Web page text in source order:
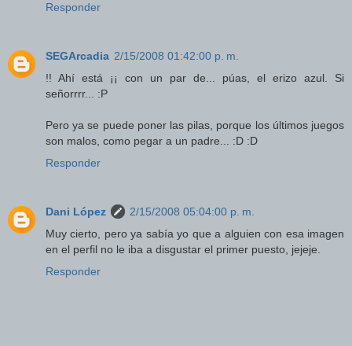
Responder
SEGArcadia 2/15/2008 01:42:00 p. m.
!! Ahí está ¡¡ con un par de... púas, el erizo azul. Si
señorrrr... :P
Pero ya se puede poner las pilas, porque los últimos juegos
son malos, como pegar a un padre... :D :D
Responder
Dani López
2/15/2008 05:04:00 p. m.
Muy cierto, pero ya sabía yo que a alguien con esa imagen
en el perfil no le iba a disgustar el primer puesto, jejeje.
Responder